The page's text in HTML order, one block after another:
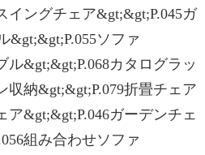
イングチェア&gt;&gt;P.045ガ
&gt;&gt;P.055ソファ
ル&gt;&gt;P.068カタログラッ
収納&gt;&gt;P.079折畳チェア
ア&gt;&gt;P.046ガーデンチェ
組み合わせソファ